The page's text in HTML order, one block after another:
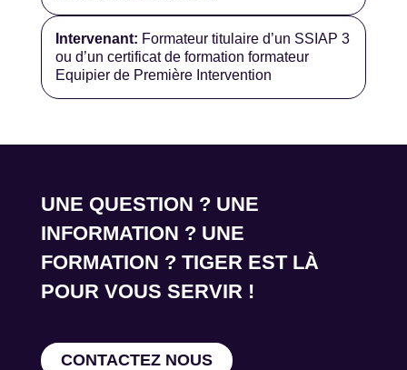
Intervenant: Formateur titulaire d’un SSIAP 3
ou d’un certificat de formation formateur
Equipier de Première Intervention
UNE QUESTION ? UNE
INFORMATION ? UNE
FORMATION ? TIGER EST LÀ
POUR VOUS SERVIR !
CONTACTEZ NOUS